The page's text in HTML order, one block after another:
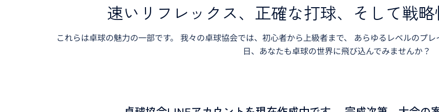
速いリフレックス、正確な打球、そして戦略
これらは卓球の魅力の一部です。 我々の卓球協会では、初心者から上級者まで、 あらゆるレベルのプ
日、あなたも卓球の世界に飛び込んでみませんか？